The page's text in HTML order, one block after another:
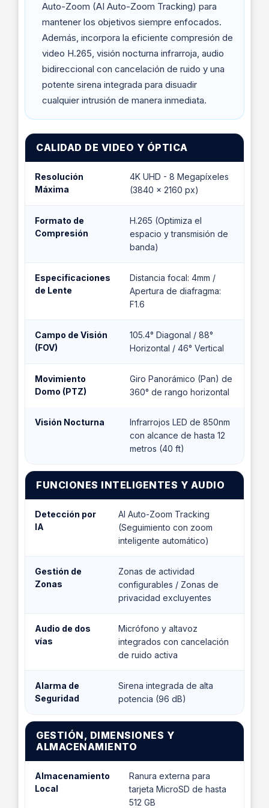
Auto-Zoom (AI Auto-Zoom Tracking) para
mantener los objetivos siempre enfocados.
Además, incorpora la eficiente compresión de
video H.265, visión nocturna infrarroja, audio
bidireccional con cancelación de ruido y una
potente sirena integrada para disuadir
cualquier intrusión de manera inmediata.
CALIDAD DE VIDEO Y ÓPTICA
Resolución
Máxima
4K UHD - 8 Megapíxeles
(3840 × 2160 px)
Formato de
Compresión
H.265 (Optimiza el
espacio y transmisión de
banda)
Especificaciones
de Lente
Distancia focal: 4mm /
Apertura de diafragma:
F1.6
Campo de Visión
(FOV)
105.4° Diagonal / 88°
Horizontal / 46° Vertical
Movimiento
Domo (PTZ)
Giro Panorámico (Pan) de
360° de rango horizontal
Visión Nocturna
Infrarrojos LED de 850nm
con alcance de hasta 12
metros (40 ft)
FUNCIONES INTELIGENTES Y AUDIO
Detección por
IA
AI Auto-Zoom Tracking
(Seguimiento con zoom
inteligente automático)
Gestión de
Zonas
Zonas de actividad
configurables / Zonas de
privacidad excluyentes
Audio de dos
vías
Micrófono y altavoz
integrados con cancelación
de ruido activa
Alarma de
Seguridad
Sirena integrada de alta
potencia (96 dB)
GESTIÓN, DIMENSIONES Y
ALMACENAMIENTO
Almacenamiento
Local
Ranura externa para
tarjeta MicroSD de hasta
512 GB